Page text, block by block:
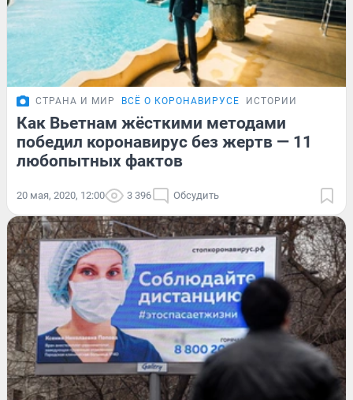
СТРАНА И МИР ВСЁ О КОРОНАВИРУСЕ ИСТОРИИ
Как Вьетнам жёсткими методами
победил коронавирус без жертв — 11
любопытных фактов
20 мая, 2020, 12:00 3 396 Обсудить